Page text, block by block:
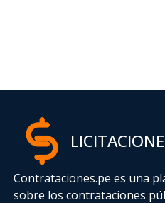
Contrataciones.pe es una
sobre los contrataciones